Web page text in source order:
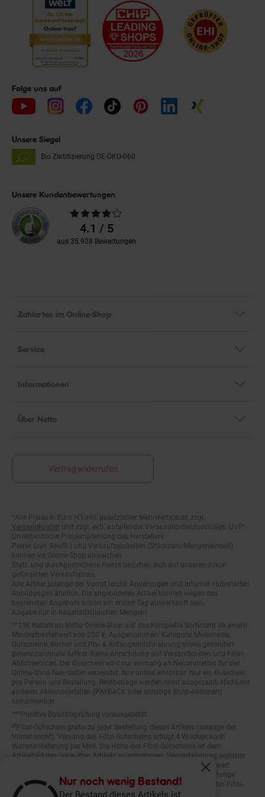
Nur noch wenig Bestand!
Der Bestand dieses Artikels ist
Fenster
Folge uns auf
Unsere Siegel
Bio Zertifizierung DE-ÖKO-060
Unsere Kundenbewertungen
Durchschnittliche
Bewertungen4.1 / 5
aus 35.928 Bewertungen
Über Netto
Fußnoten
Versandkosten und zzgl. evtl. anfallender Versandkostenzuschläge. UVP:
Unverbindliche Preisempfehlung des Herstellers.
Preise (inkl. MwSt.) und Verkaufseinheiten (Stückzahl/Mengeneinheit)
können im Online-Shop abweichen.
Statt- und durchgestrichene Preise beziehen sich auf unseren zuvor
geforderten Verkaufspreis.
Alle Artikel solange der Vorrat reicht! Änderungen und Irrtümer vorbehalten.
Abbildungen ähnlich. Die abgebildeten Artikel können wegen des
begrenzten Angebots schon am ersten Tag ausverkauft sein.
Abgabe nur in haushaltsüblichen Mengen!
Mindestbestellwert von 200 €. Ausgenommen: Kategorie Multimedia,
Gutscheine, Bücher und Pre- & Anfangsmilchnahrung sowie gesondert
gekennzeichnete Artikel. Keine Anrechnung auf Versandkosten und Filial-
Abholservices. Der Gutschein wird nur einmalig an Neuanmelder für den
Online-Shop-Newsletter versendet. Nur online einlösbar. Nur ein Gutschein
pro Person und Bestellung. Restbeträge werden nicht ausgezahlt. Nicht mit
anderen Aktionsvorteilen (PAYBACK oder sonstige Shop-Aktionen)
kombinierbar.
Vorrat reicht). Versand des Filial-Gutscheins erfolgt 4 Wochen nach
Warenanlieferung per Mail. Die Höhe des Filial-Gutscheins ist dem
Artikelbild des gekauften Artikels zu entnehmen. Vervielfältigung jeglicher
Art nicht gestattet. Der Filial-Gutschein ist ohne Mindesteinkaufswert
einlösbar. Nicht mit anderen Aktionsvorteilen (PAYBACK oder sonstige
Shop-Aktionen) kombinierbar. Der jeweilige Gültigkeitszeitraum des Filial-
Gutscheins ist darauf vermerkt.